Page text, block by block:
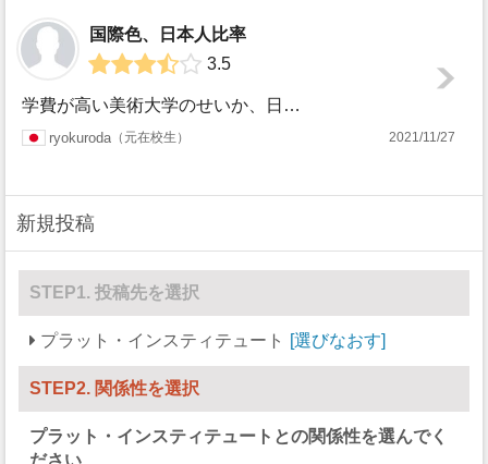
アイスホッケー 0
ラクロス 0
ボート 0
スキー 0 0
ソフトボール 0
スカッシュ
競泳/飛び込み 0 0
テニス 10 9
バレーボール
国際色、日本人比率
3.5
学費が高い美術大学のせいか、日本人はあまりいませんでしたが韓国人がやたら多かった。治安は程々でした。実際にデザイン事務所を経営している教授がほとんどで、か...
ryokuroda 元在校生 2021/11/27
新規投稿
STEP1. 投稿先を選択
プラット・インスティテュート 選びなおす
STEP2. 関係性を選択
プラット・インスティテュート との関係性を選んでく